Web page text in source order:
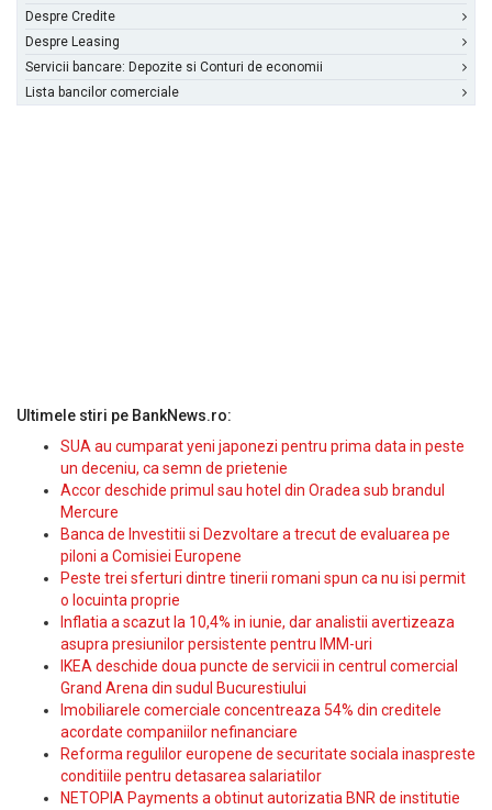
Despre Credite
Despre Leasing
Servicii bancare: Depozite si Conturi de economii
Lista bancilor comerciale
Ultimele stiri pe BankNews.ro:
SUA au cumparat yeni japonezi pentru prima data in peste
un deceniu, ca semn de prietenie
Accor deschide primul sau hotel din Oradea sub brandul
Mercure
Banca de Investitii si Dezvoltare a trecut de evaluarea pe
piloni a Comisiei Europene
Peste trei sferturi dintre tinerii romani spun ca nu isi permit
o locuinta proprie
Inflatia a scazut la 10,4% in iunie, dar analistii avertizeaza
asupra presiunilor persistente pentru IMM-uri
IKEA deschide doua puncte de servicii in centrul comercial
Grand Arena din sudul Bucurestiului
Imobiliarele comerciale concentreaza 54% din creditele
acordate companiilor nefinanciare
Reforma regulilor europene de securitate sociala inaspreste
conditiile pentru detasarea salariatilor
NETOPIA Payments a obtinut autorizatia BNR de institutie